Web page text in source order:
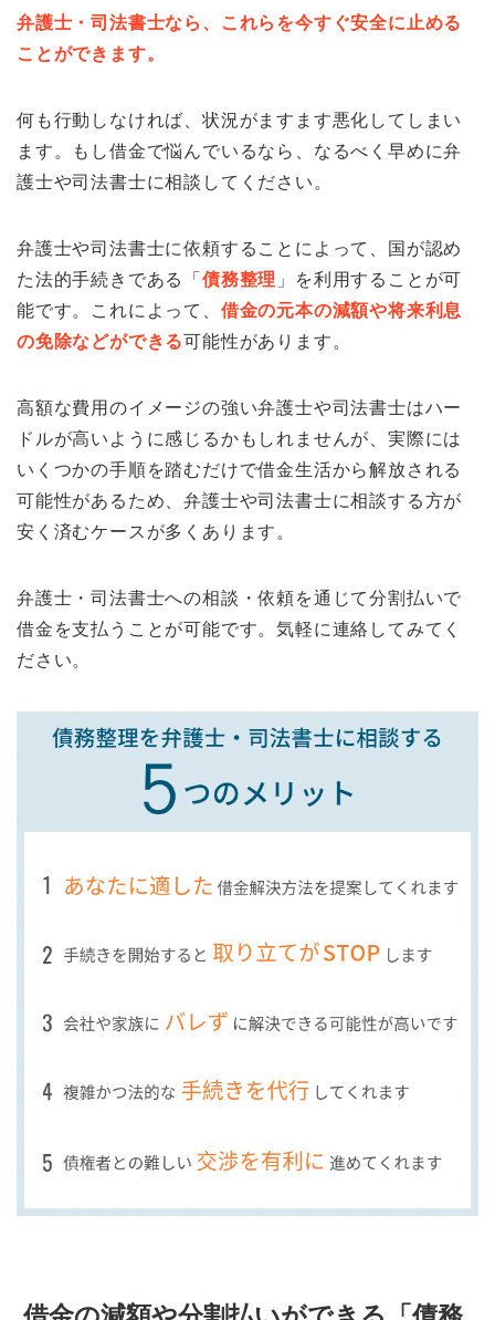
弁護士・司法書士なら、これらを今すぐ安全に止める
ことができます。
何も行動しなければ、状況がますます悪化してしまい
ます。もし借金で悩んでいるなら、なるべく早めに弁
護士や司法書士に相談してください。
弁護士や司法書士に依頼することによって、国が認め
た法的手続きである「 債務整理 」を利用することが可
能です。これによって、 借金の元本の減額や将来利息
の免除などができる可能性があります。
高額な費用のイメージの強い弁護士や司法書士はハー
ドルが高いように感じるかもしれませんが、実際には
いくつかの手順を踏むだけで借金生活から解放される
可能性があるため、弁護士や司法書士に相談する方が
安く済むケースが多くあります。
弁護士・司法書士への相談・依頼を通じて分割払いで
借金を支払うことが可能です。気軽に連絡してみてく
ださい。